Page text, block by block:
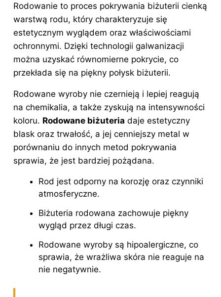
Rodowanie to proces pokrywania biżuterii cienką
warstwą rodu, który charakteryzuje się
estetycznym wyglądem oraz właściwościami
ochronnymi. Dzięki technologii galwanizacji
można uzyskać równomierne pokrycie, co
przekłada się na piękny połysk biżuterii.
Rodowane wyroby nie czernieją i lepiej reagują
na chemikalia, a także zyskują na intensywności
koloru. Rodowane biżuteria daje estetyczny
blask oraz trwałość, a jej cenniejszy metal w
porównaniu do innych metod pokrywania
sprawia, że jest bardziej pożądana.
Rod jest odporny na korozję oraz czynniki
atmosferyczne.
Biżuteria rodowana zachowuje piękny
wygląd przez długi czas.
Rodowane wyroby są hipoalergiczne, co
sprawia, że wrażliwa skóra nie reaguje na
nie negatywnie.